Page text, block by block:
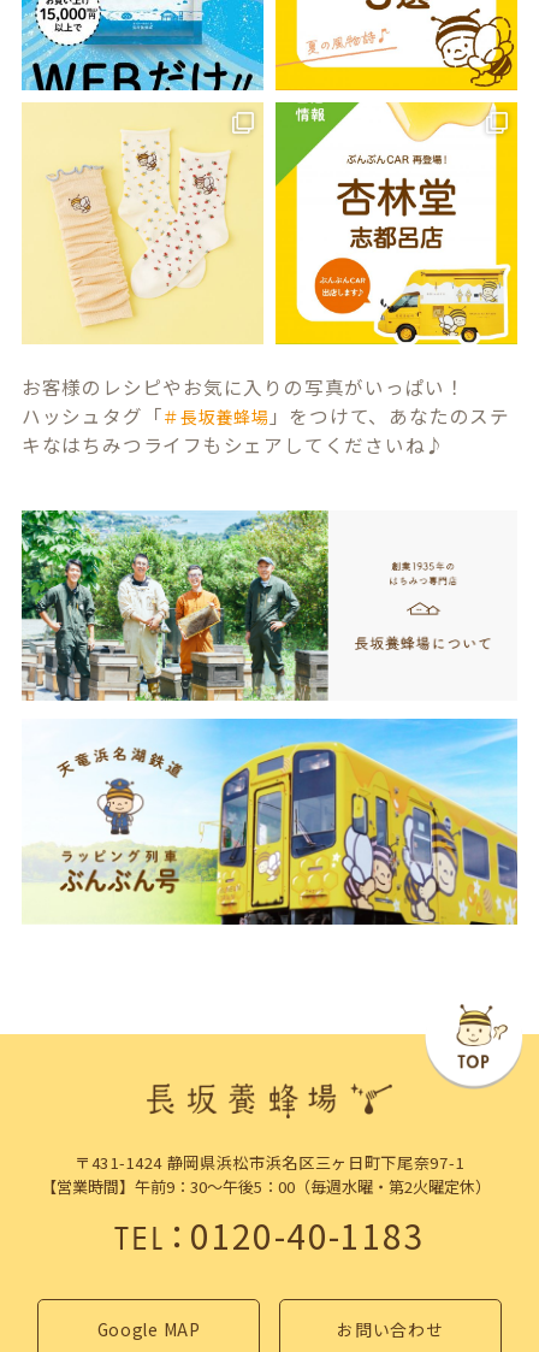
お客様のレシピやお気に入りの写真がいっぱい！
ハッシュタグ「＃長坂養蜂場 」をつけて、あなたのステ
キなはちみつライフもシェアしてくださいね♪
〒431-1424 静岡県浜松市浜名区三ヶ日町下尾奈97-1
【営業時間】午前9：30～午後5：00（毎週水曜・第2火曜定休）
TEL：0120-40-1183
Google MAP お問い合わせ